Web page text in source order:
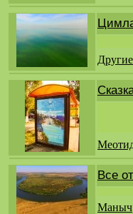
Все
Маныч